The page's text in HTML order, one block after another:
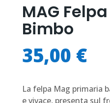
MAG
Bimbo
35,00 €
La felpa Mag primaria
e vivace, presenta sul